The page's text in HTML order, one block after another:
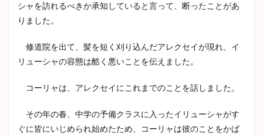
3.2
証人
の尋
問
イッ
ポリ
の論
告
シャを訪れるべきか承知していると言って、断ったことがあ
りました。
修道院を出て、髪を短く刈り込んだアレクセイが現れ、イ
リューシャの容態は酷く悪いことを伝えました。
コーリャは、アレクセイにこれまでのことを話しました。
その年の春、中学の予備クラスに入ったイリューシャがす
ぐに皆にいじめられ始めたため、コーリャは彼のことをかば